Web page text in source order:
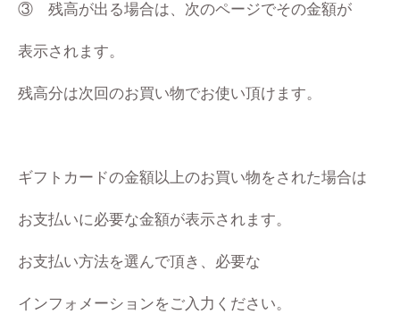
③ 残高が出る場合は、次のページでその金額が
表示されます。
残高分は次回のお買い物でお使い頂けます。
ギフトカードの金額以上のお買い物をされた場合は
お支払いに必要な金額が表示されます。
お支払い方法を選んで頂き、必要な
インフォメーションをご入力ください。